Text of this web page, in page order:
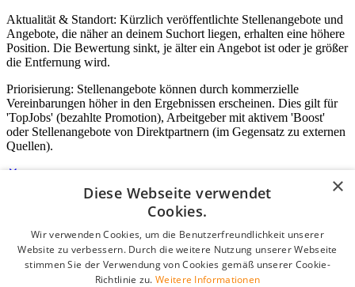
Aktualität & Standort: Kürzlich veröffentlichte Stellenangebote und
Angebote, die näher an deinem Suchort liegen, erhalten eine höhere
Position. Die Bewertung sinkt, je älter ein Angebot ist oder je größer
die Entfernung wird.
Priorisierung: Stellenangebote können durch kommerzielle
Vereinbarungen höher in den Ergebnissen erscheinen. Dies gilt für
'TopJobs' (bezahlte Promotion), Arbeitgeber mit aktivem 'Boost'
oder Stellenangebote von Direktpartnern (im Gegensatz zu externen
Quellen).
Login für Unternehmen
E-Mail*
Passwort
×
Diese Webseite verwendet
Cookies.
Wir verwenden Cookies, um die Benutzerfreundlichkeit unserer
Website zu verbessern. Durch die weitere Nutzung unserer Webseite
stimmen Sie der Verwendung von Cookies gemäß unserer Cookie-
Richtlinie zu. Weitere Informationen